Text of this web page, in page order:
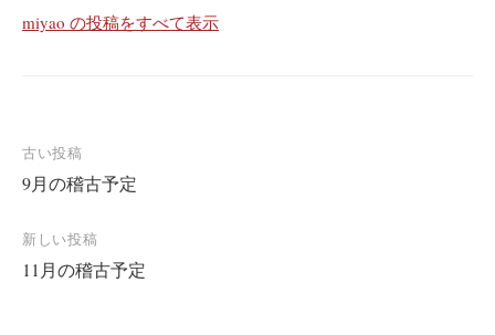
miyao の投稿をすべて表示
投
稿
ナ
ビ
ゲ
古い投稿
9月の稽古予定
新しい投稿
11月の稽古予定